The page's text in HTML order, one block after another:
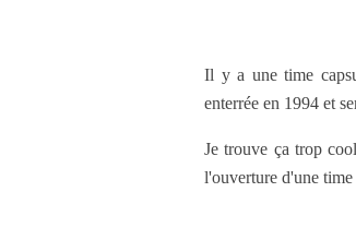
Il y a une time
enterrée en 1994 et
Je trouve ça trop
l'ouverture d'une